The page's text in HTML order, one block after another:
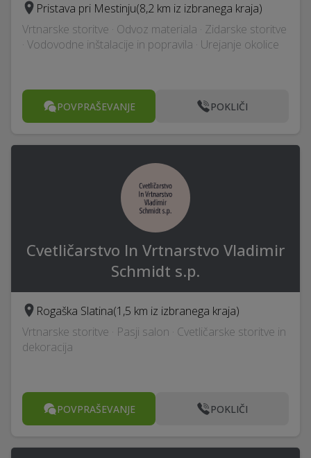
Pristava pri Mestinju(8,2 km iz izbranega kraja)
Vrtnarske storitve · Odvoz materiala · Zidarske storitve
· Vodovodne inštalacije in popravila · Urejanje okolice
POVPRAŠEVANJE POKLIČI
Cvetličarstvo In Vrtnarstvo Vladimir
Schmidt s.p.
Rogaška Slatina(1,5 km iz izbranega kraja)
Vrtnarske storitve · Pasji salon · Cvetličarske storitve in
dekoracija
POVPRAŠEVANJE POKLIČI